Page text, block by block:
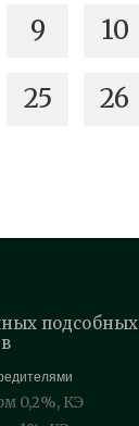
9 10
25 26
подсобных
0,2%, КЭ